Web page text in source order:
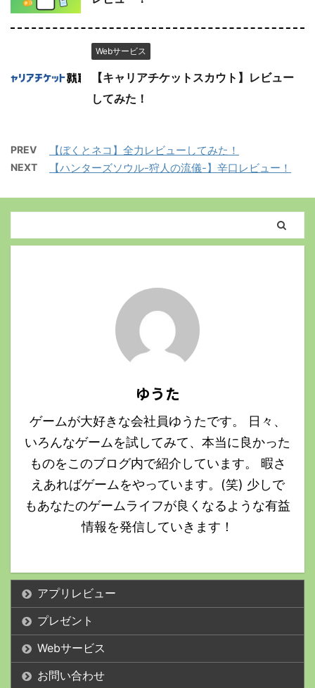
Webサービス
【キャリアチケットスカウト】レビュー
してみた！
PREV 【ぼくとネコ】全力レビューしてみた！
NEXT 【ハンターズソウル-狩人の流儀-】辛口レビュー！
ゆうた
ゲームが大好きな会社員ゆうたです。 日々、
いろんなゲームを試してみて、本当に良かった
ものをこのブログ内で紹介しています。 暇さ
えあればゲームをやっています。(笑) 少しで
もあなたのゲームライフが良くなるような有益
情報を発信していきます！
アプリレビュー
プレゼント
Webサービス
お問い合わせ